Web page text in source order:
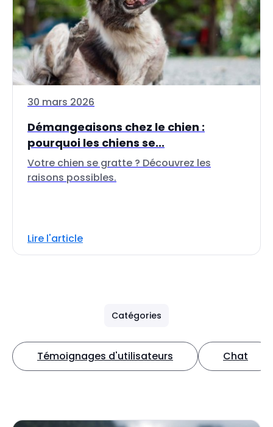
30 mars 2026
Démangeaisons chez le chien :
pourquoi les chiens se...
Votre chien se gratte ? Découvrez les
raisons possibles.
Lire l'article
Catégories
Témoignages d'utilisateurs Chat